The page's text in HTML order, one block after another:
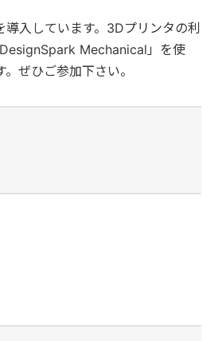
入しています。3Dプリンタの利
Mechanical」を使
ぜひご参加下さい。